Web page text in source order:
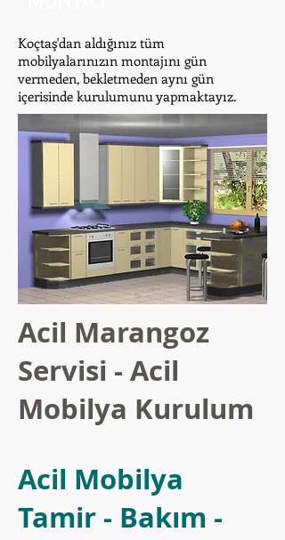
Koçtaş'dan aldığınız tüm
mobilyalarınızın montajını gün
vermeden, bekletmeden aynı gün
içerisinde kurulumunu yapmaktayız.
Acil Marangoz
Servisi - Acil
Mobilya Kurulum
Acil Mobilya
Tamir - Bakım -